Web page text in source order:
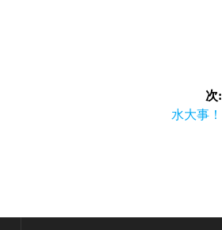
次:
次
水大事！